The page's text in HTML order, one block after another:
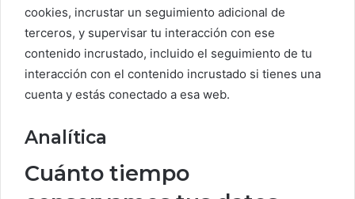
cookies, incrustar un seguimiento adicional de
terceros, y supervisar tu interacción con ese
contenido incrustado, incluido el seguimiento de tu
interacción con el contenido incrustado si tienes una
cuenta y estás conectado a esa web.
Analítica
Cuánto tiempo